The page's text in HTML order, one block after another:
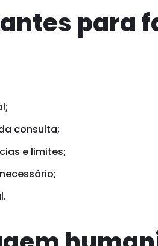
para
consulta;
e limites;